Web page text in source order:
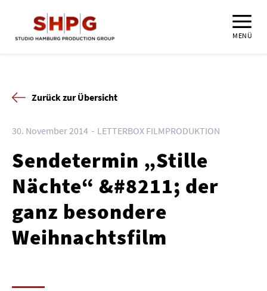
MENÜ
Zurück zur Übersicht
30. November 2014 LETTERBOX FILMPRODUKTION
Sendetermin „Stille
Nächte“ &#8211; der
ganz besondere
Weihnachtsfilm